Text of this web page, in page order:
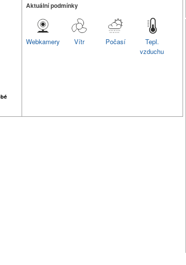
Aktuální podmínky
Tepl.
vzduchu
Počasí
Vítr
Webkamery